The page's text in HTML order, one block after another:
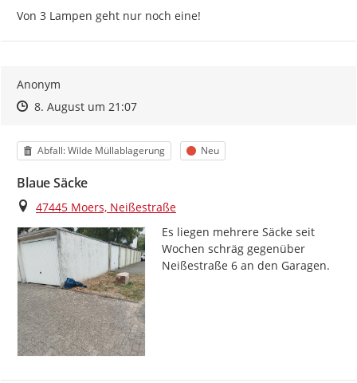
Von 3 Lampen geht nur noch eine!
Anonym
Zeitpunkt des Erstellens
Zeitpunkt des Erstellens
8. August um 21:07Zur Äußerung
Kategorie
Abfall: Wilde Müllablagerung Status
Neu
Blaue Säcke
Ort
47445 Moers, Neißestraße
Es liegen mehrere Säcke seit
Wochen schräg gegenüber
Neißestraße 6 an den Garagen.